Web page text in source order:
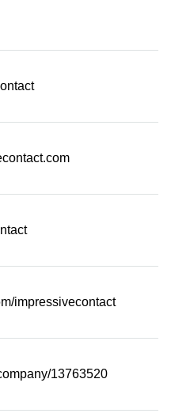
impressivecontact
13763520